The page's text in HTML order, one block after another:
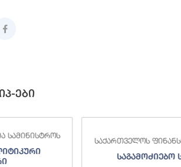
ები
სამინისტროს
საქართველოს
საგამოძიებო